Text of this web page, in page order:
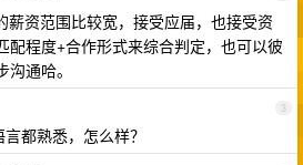
薪资范围比较宽，接受应届，也接受资
配程度+合作形式来综合判定，也可以彼
通哈。
3
都熟悉，怎么样？